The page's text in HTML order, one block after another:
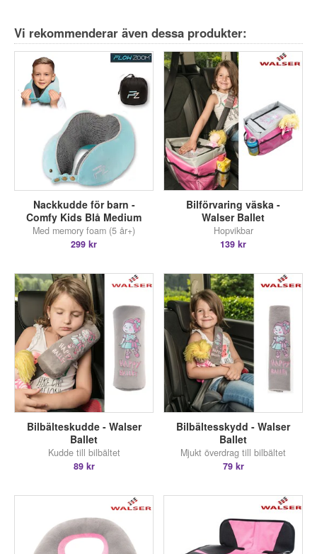
Vi rekommenderar även dessa produkter:
Nackkudde för barn -
Comfy Kids Blå Medium
Med memory foam (5 år+)
299 kr
Bilförvaring väska -
Walser Ballet
Hopvikbar
139 kr
Bilbälteskudde - Walser
Ballet
Kudde till bilbältet
89 kr
Bilbältesskydd - Walser
Ballet
Mjukt överdrag till bilbältet
79 kr